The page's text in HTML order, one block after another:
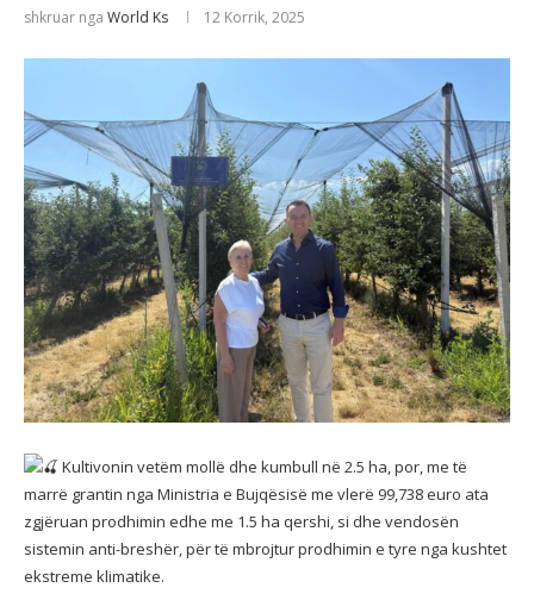
shkruar nga World Ks 12 Korrik, 2025
Kultivonin vetëm mollë dhe kumbull në 2.5 ha, por, me të
marrë grantin nga Ministria e Bujqësisë me vlerë 99,738 euro ata
zgjëruan prodhimin edhe me 1.5 ha qershi, si dhe vendosën
sistemin anti-breshër, për të mbrojtur prodhimin e tyre nga kushtet
ekstreme klimatike.